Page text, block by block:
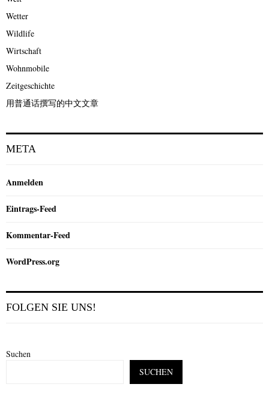
Wetter
Wildlife
Wirtschaft
Wohnmobile
Zeitgeschichte
用普通话撰写的中文文章
META
Anmelden
Eintrags-Feed
Kommentar-Feed
WordPress.org
FOLGEN SIE UNS!
Suchen
SUCHEN